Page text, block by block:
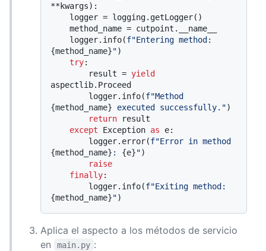
**kwargs):
    logger.info(
{method_name}")
try:
        result =
yield
aspectlib.Proceed
        logger.info(
{method_name} executed successfully.")
return result
except Exception as e:
        logger.error(
{method_name} : {e}")
raise
finally:
        logger.info(
{method_name}"
Aplica el aspecto a los métodos de servicio
en
main.py :